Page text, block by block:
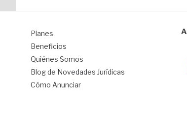
Planes
Beneficios
Quiénes Somos
Blog de Novedades Jurídicas
Cómo Anunciar